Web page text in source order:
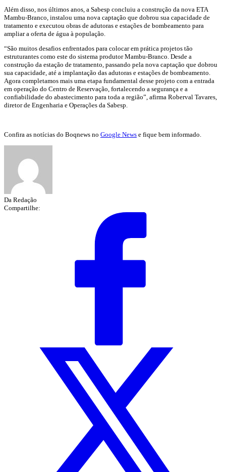
Além disso, nos últimos anos, a Sabesp concluiu a construção da nova ETA
Mambu-Branco, instalou uma nova captação que dobrou sua capacidade de
tratamento e executou obras de adutoras e estações de bombeamento para
ampliar a oferta de água à população.
“São muitos desafios enfrentados para colocar em prática projetos tão
estruturantes como este do sistema produtor Mambu-Branco. Desde a
construção da estação de tratamento, passando pela nova captação que dobrou
sua capacidade, até a implantação das adutoras e estações de bombeamento.
Agora completamos mais uma etapa fundamental desse projeto com a entrada
em operação do Centro de Reservação, fortalecendo a segurança e a
confiabilidade do abastecimento para toda a região”, afirma Roberval Tavares,
diretor de Engenharia e Operações da Sabesp.
Confira as notícias do Boqnews no Google News e fique bem informado.
Da Redação
Compartilhe: